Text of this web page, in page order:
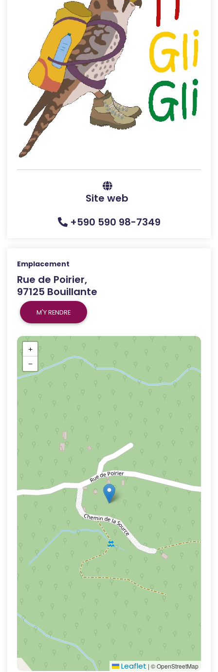
Site web
+590 590 98-7349
Emplacement
Rue de Poirier,
97125 Bouillante
M'Y RENDRE
+
−
Leaflet | © OpenStreetMap